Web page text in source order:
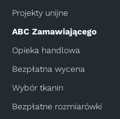
Projekty unijne
ABC Zamawiającego
Opieka handlowa
Bezpłatna wycena
Wybór tkanin
Bezpłatne rozmiarówki